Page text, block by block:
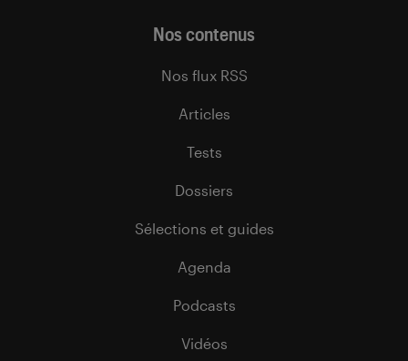
Nos contenus
Nos flux RSS
Articles
Tests
Dossiers
Sélections et guides
Agenda
Podcasts
Vidéos